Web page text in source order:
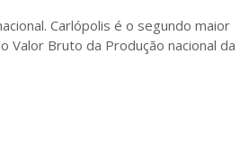
Carlópolis é o segundo maior
Bruto da Produção nacional da